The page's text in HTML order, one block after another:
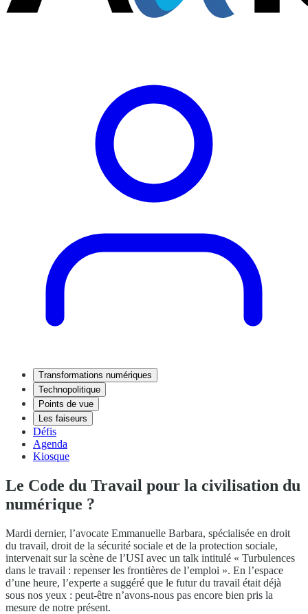
Transformations numériques
Technopolitique
Points de vue
Les faiseurs
Défis
Agenda
Kiosque
Le Code du Travail pour la civilisation du
numérique ?
Mardi dernier, l’avocate Emmanuelle Barbara, spécialisée en droit
du travail, droit de la sécurité sociale et de la protection sociale,
intervenait sur la scène de l’USI avec un talk intitulé « Turbulences
dans le travail : repenser les frontières de l’emploi ». En l’espace
d’une heure, l’experte a suggéré que le futur du travail était déjà
sous nos yeux : peut-être n’avons-nous pas encore bien pris la
mesure de notre présent.